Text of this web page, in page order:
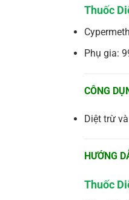
Thuốc
Phụ gia:
CÔNG
Diệt trừ
HƯỚNG
Thuốc